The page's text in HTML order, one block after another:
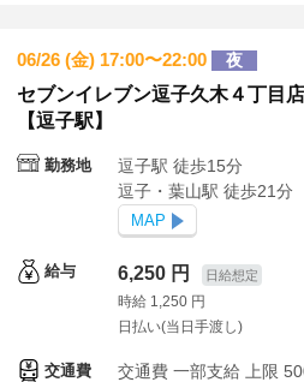
06/26 (金) 17:00〜22:00 夜
セブンイレブン逗子久木４丁目
【逗子駅】
勤務地
逗子駅 徒歩15分
逗子・葉山駅 徒歩21分
MAP
給与 6,250 円 日給想定
時給 1,250 円
日払い(当日手渡し)
交通費 交通費 一部支給 上限